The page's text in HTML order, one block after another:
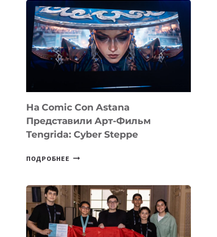
На Comic Con Astana
Представили Арт-Фильм
Tengrida: Cyber Steppe
ПОДРОБНЕЕ НА
ASTANA
ПРЕДСТАВИЛИ
АРТ-
ФИЛЬМ